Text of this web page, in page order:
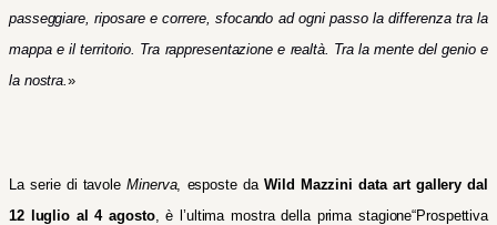
passeggiare, riposare e correre, sfocando ad ogni passo la differenza tra la
mappa e il territorio. Tra rappresentazione e realtà. Tra la mente del genio e
la nostra.»
La serie di tavoleMinerva, esposte da Wild Mazzini data art gallery dal
12 luglio al 4 agosto, è l ’ultima mostra della prima stagione“Prospettiva